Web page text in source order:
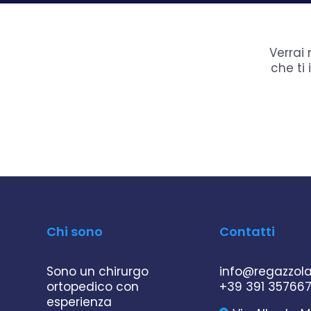
Verrai
che ti
Chi sono
Sono un chirurgo
ortopedico con
esperienza
Contatti
+39 391